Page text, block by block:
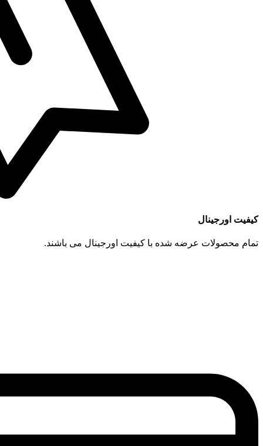
کیفیت اورجینال
تمام محصولات عرضه شده با کیفیت اورجینال می باشند.